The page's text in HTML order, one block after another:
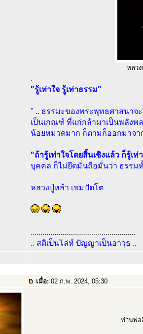
หลว
.
"รู้เท่าใจ รู้เท่าธรรม"
" .. ธรรมะของพระพุทธศาสนา
เป็นเกณฑ์ ที่แก่กล้ามาเป็นพลังพ
น้อยหมวดมาก ก็ตามก็ออกมาจา
"ถ้ารู้เท่าใจโดยสิ้นเชิงแล้ว ก็รู้เ
บุคคล ก็ไม่ยึดมั่นถือมั่นว่า ธรรม
หลวงปู่หล้า เขมปัตโต
.....................................................
.. สติเป็นโล่ห์ ปัญญาเป็นอาวุธ ..
เมื่อ: 02 ก.พ. 2024, 05:30
ท่านพ่อ